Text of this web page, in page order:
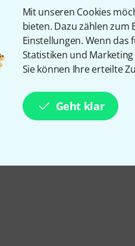
Mit unseren Cookies
bieten. Dazu zählen zum
Einstellungen. Wenn das
Statistiken und Marketing
Sie können Ihre erteilte
Geht klar
Classic Robert B-Stock